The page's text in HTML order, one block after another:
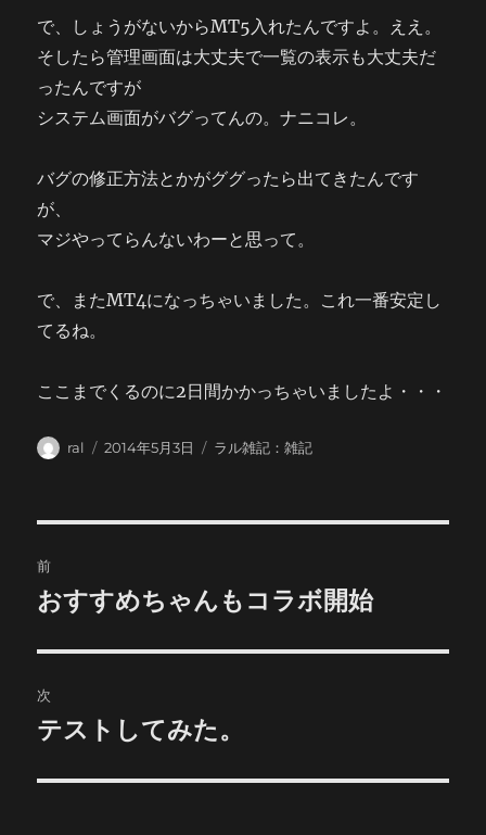
で、しょうがないからMT5入れたんですよ。ええ。
そしたら管理画面は大丈夫で一覧の表示も大丈夫だ
ったんですが
システム画面がバグってんの。ナニコレ。
バグの修正方法とかがググったら出てきたんです
が、
マジやってらんないわーと思って。
で、またMT4になっちゃいました。これ一番安定し
てるね。
ここまでくるのに2日間かかっちゃいましたよ・・・
投
ral
投
2014年5月3日
カ
ラル雑記：雑記
稿
ビ
ゲ
ー
前
前
投
稿:
おすすめちゃんもコラボ開始
次
次
投
テストしてみた。